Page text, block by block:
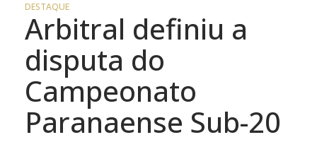
DESTAQUE
Arbitral definiu a
disputa do
Campeonato
Paranaense Sub-20